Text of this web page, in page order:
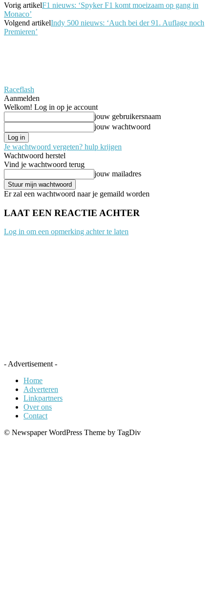
Vorig artikelF1 nieuws: ‘Spyker F1 komt moeizaam op gang in
Monaco’
Volgend artikelIndy 500 nieuws: ‘Auch bei der 91. Auflage noch
Premieren’
Raceflash
Aanmelden
Welkom! Log in op je account
jouw gebruikersnaam
jouw wachtwoord
Je wachtwoord vergeten? hulp krijgen
Wachtwoord herstel
Vind je wachtwoord terug
jouw mailadres
Er zal een wachtwoord naar je gemaild worden
LAAT EEN REACTIE ACHTER
Log in om een opmerking achter te laten
- Advertisement -
Home
Adverteren
Linkpartners
Over ons
Contact
© Newspaper WordPress Theme by TagDiv